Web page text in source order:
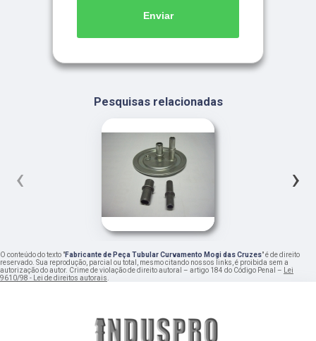
Enviar
Pesquisas relacionadas
‹ ›
O conteúdo do texto "Fabricante de Peça Tubular Curvamento Mogi das Cruzes" é de direito
reservado. Sua reprodução, parcial ou total, mesmo citando nossos links, é proibida sem a
autorização do autor. Crime de violação de direito autoral – artigo 184 do Código Penal – Lei
9610/98 - Lei de direitos autorais.